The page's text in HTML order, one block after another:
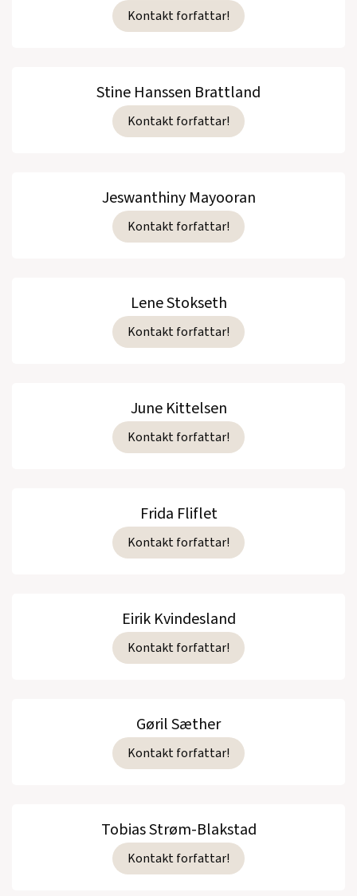
Kontakt forfattar!
Stine Hanssen Brattland
Kontakt forfattar!
Jeswanthiny Mayooran
Kontakt forfattar!
Lene Stokseth
Kontakt forfattar!
June Kittelsen
Kontakt forfattar!
Frida Fliflet
Kontakt forfattar!
Eirik Kvindesland
Kontakt forfattar!
Gøril Sæther
Kontakt forfattar!
Tobias Strøm-Blakstad
Kontakt forfattar!